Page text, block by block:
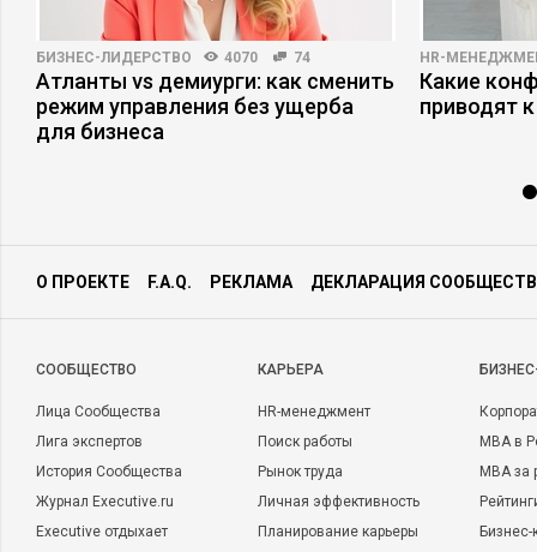
БИЗНЕС-ЛИДЕРСТВО 4070 74
Атланты vs демиурги: как сменить
режим управления без ущерба
для бизнеса
HR-
Какие
приводят
О ПРОЕКТЕ F.A.Q. РЕКЛАМА ДЕКЛАРАЦИЯ
CООБЩЕСТВО
Лица Сообщества
Лига экспертов
История Сообщества
Журнал Executive.ru
Executive отдыхает
КАРЬЕРА
HR-менеджмент
Поиск работы
Рынок труда
Личная эффективность
Планирование карьеры
MBA в
MBA
Бизнес-